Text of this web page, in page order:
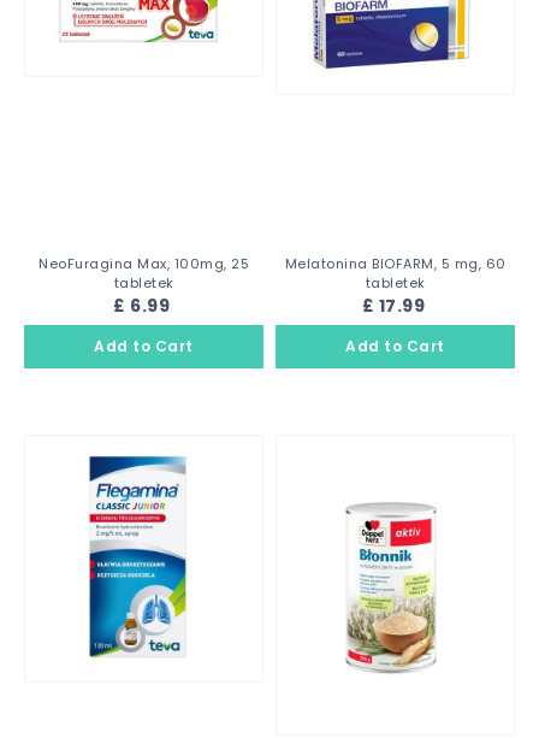
NeoFuragina Max, 100mg, 25
tabletek
£ 6.99
Melatonina BIOFARM, 5 mg, 60
tabletek
£ 17.99